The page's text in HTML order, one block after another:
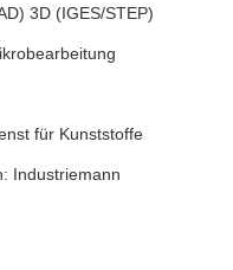
3D (IGES/STEP)
für Kunststoffe
Industriemann